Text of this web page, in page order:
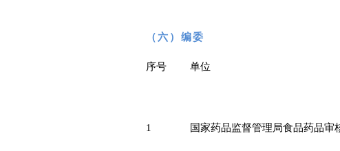
（六）编委
序号 单位
1 国家药品监督管理局食品药品审